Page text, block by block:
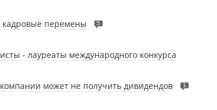
перемены 5
- лауреаты международного конкурса
может не получить дивидендов 1